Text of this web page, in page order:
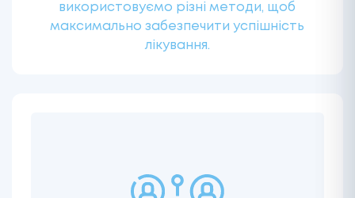
використовуємо різні методи, щоб
максимально забезпечити успішність
лікування.